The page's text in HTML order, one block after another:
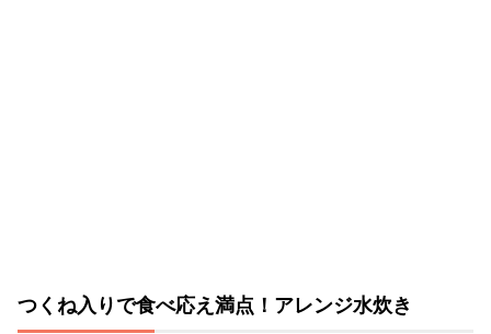
つくね入りで食べ応え満点！アレンジ水炊き